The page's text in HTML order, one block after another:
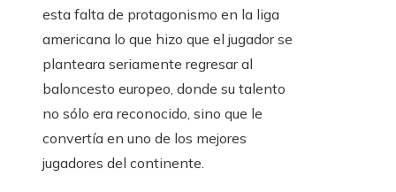
esta falta de protagonismo en la liga
americana lo que hizo que el jugador se
planteara seriamente regresar al
baloncesto europeo, donde su talento
no sólo era reconocido, sino que le
convertía en uno de los mejores
jugadores del continente.